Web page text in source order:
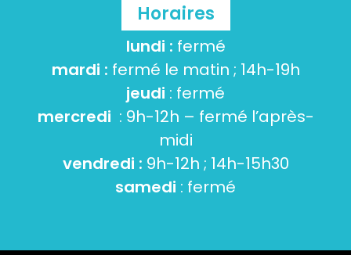
Horaires
lundi : fermé
mardi : fermé le matin ; 14h-19h
jeudi : fermé
mercredi : 9h-12h – fermé l’après-
midi
vendredi : 9h-12h ; 14h-15h30
samedi : fermé